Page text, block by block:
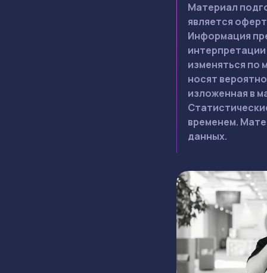
Материал
является
Информация
изменяться по
носят
изложенная в
временем.
данных.